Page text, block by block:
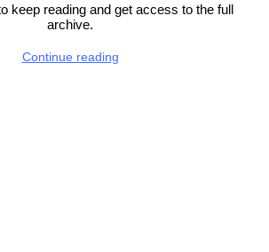
keep reading and get access to the full
archive.
Continue reading